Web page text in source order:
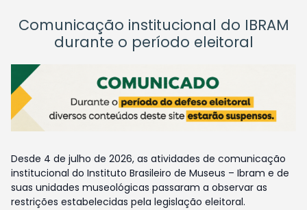
Comunicação institucional do IBRAM
durante o período eleitoral
Desde 4 de julho de 2026, as atividades de comunicação
institucional do Instituto Brasileiro de Museus – Ibram e de
suas unidades museológicas passaram a observar as
restrições estabelecidas pela legislação eleitoral.